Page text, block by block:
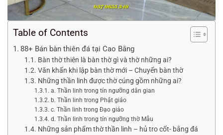
Table of Contents
88+ Bán bàn thiên đá tại Cao Bằng
Bàn thờ thiên là bàn thờ gì và thờ những ai?
Văn khấn khi lập bàn thờ mới – Chuyển bàn thờ
Những thần linh được thờ cúng gồm những ai?
a. Thần linh trong tín ngưỡng dân gian
b. Thần linh trong Phật giáo
c. Thần linh trong Đạo giáo
d. Thần linh trong tín ngưỡng thờ Mẫu
Những sản phẩm thờ thần linh – hủ tro cốt- bằng đá